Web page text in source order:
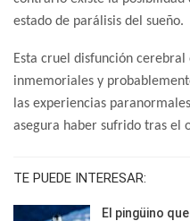
estado de parálisis del sueño.
Esta cruel disfunción
inmemoriales y
las experiencias
asegura haber sufrido tras el
TE PUEDE INTERESAR:
El pingüino